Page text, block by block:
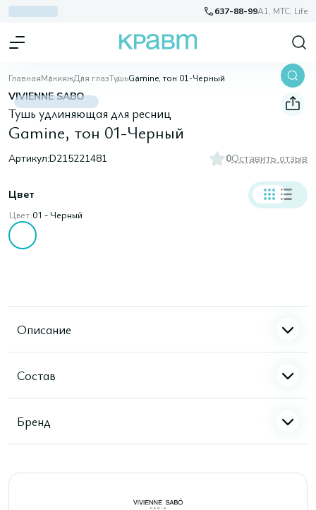
637-88-99A1, МТС, Life
ГлавнаяМакияжДля глазТушьGamine, тон 01-Черный
VIVIENNE SABO
Тушь удлиняющая для ресниц
Gamine, тон 01-Черный
Артикул:D215221481 0Оставить отзыв
Цвет
Цвет:01 - Черный
Описание
Состав
Бренд